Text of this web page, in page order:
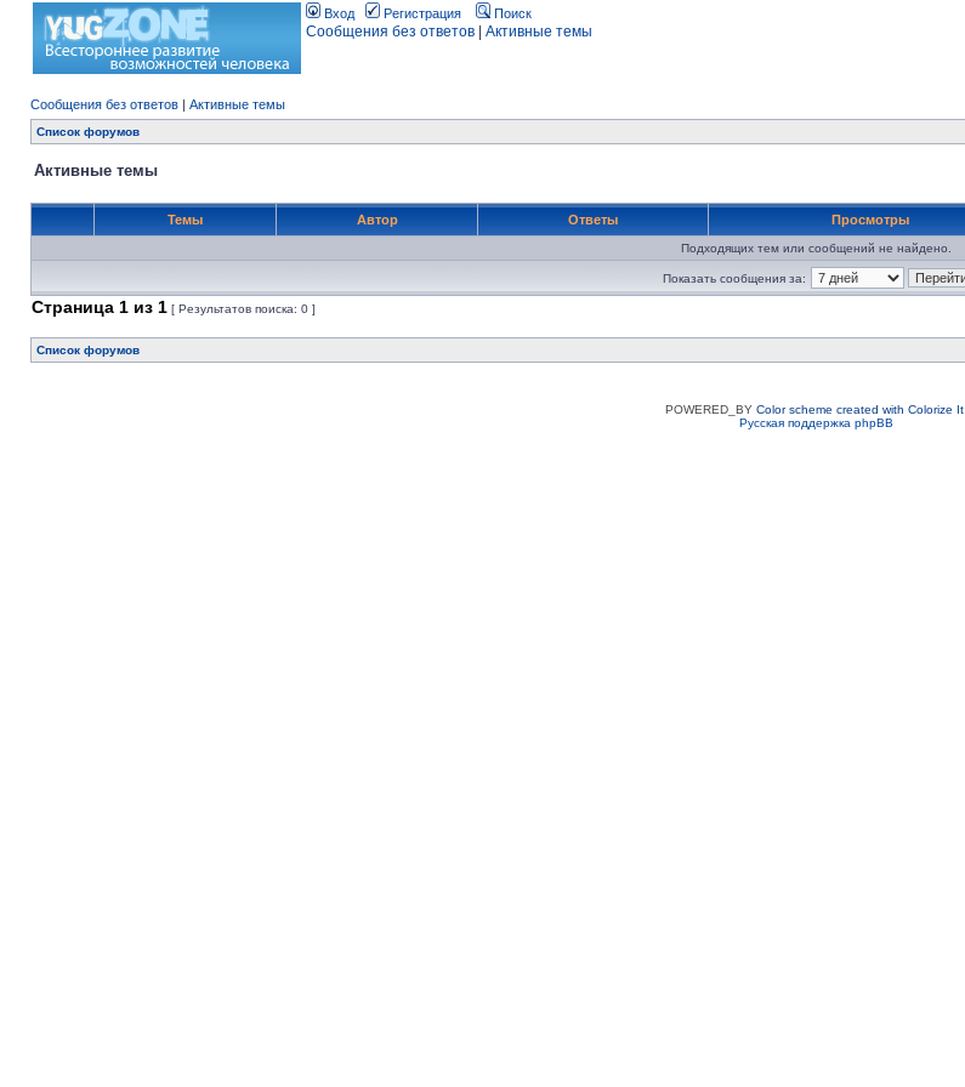
Вход Регистрация Поиск
Сообщения без ответов Активные темы
Сообщения без ответов | Активные темы
Список форумов
Активные темы
Темы Автор Ответы Просмотры
Подходящих тем или сообщений не найдено.
Показать сообщения за:
Страница 1 из 1 [ Результатов поиска: 0 ]
Список форумов
POWERED_BY Color scheme created with Colorize It.
Русская поддержка phpBB